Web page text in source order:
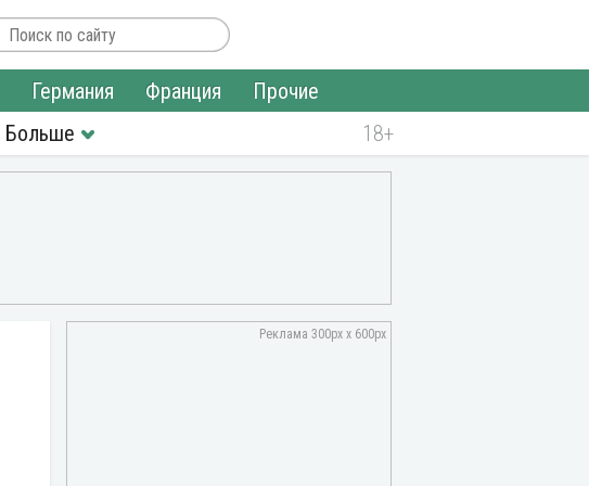
Германия Франция
Прочие